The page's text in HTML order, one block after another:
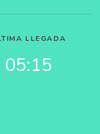
LLEGADA
05:15